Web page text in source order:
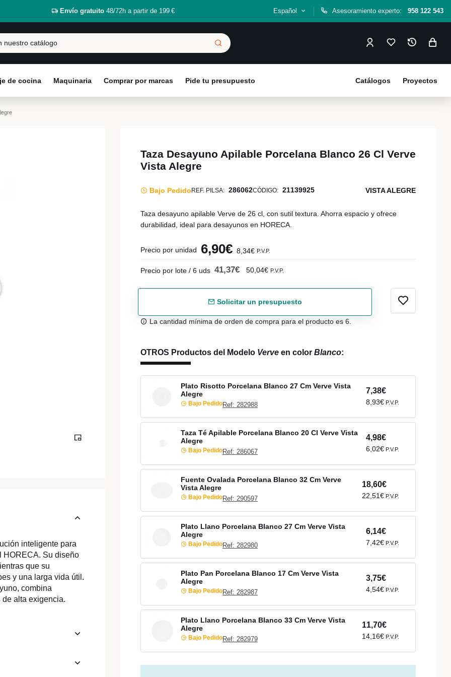
Envío gratuito48/72h a partir de 199 € Español Asesoramiento experto: 958 122 543
de cocina Maquinaria Comprar por marcas Pide tu presupuesto Proyectos
Catálogos
inteligente para
HORECA. Su diseño
que su
y una larga vida útil.
combina
alta exigencia.
Taza Desayuno Apilable Porcelana Blanco 26 Cl Verve
Vista Alegre
Bajo Pedido REF. PILSA: 286062CÓDIGO: 21139925 VISTA ALEGRE
Taza desayuno apilable Verve de 26 cl, con sutil textura. Ahorra espacio y ofrece
durabilidad, ideal para desayunos en HORECA.
Precio por unidad 6,90€ 8,34€ P.V.P.
Precio por lote / 6 uds 41,37€ 50,04€ P.V.P.
Solicitar un presupuesto
La cantidad mínima de orden de compra para el producto es 6.
OTROS Productos del Modelo Verve en color Blanco:
Plato Risotto Porcelana Blanco 27 Cm Verve Vista
Alegre
Bajo PedidoRef: 282988
7,38€
8,93€ P.V.P.
Taza Té Apilable Porcelana Blanco 20 Cl Verve Vista
Alegre
Bajo PedidoRef: 286067
4,98€
6,02€ P.V.P.
Fuente Ovalada Porcelana Blanco 32 Cm Verve
Vista Alegre
Bajo PedidoRef: 290597
18,60€
22,51€ P.V.P.
Plato Llano Porcelana Blanco 27 Cm Verve Vista
Alegre
Bajo PedidoRef: 282980
6,14€
7,42€ P.V.P.
Plato Pan Porcelana Blanco 17 Cm Verve Vista
Alegre
Bajo PedidoRef: 282987
3,75€
4,54€ P.V.P.
Plato Llano Porcelana Blanco 33 Cm Verve Vista
Alegre
Bajo PedidoRef: 282979
11,70€
14,16€ P.V.P.